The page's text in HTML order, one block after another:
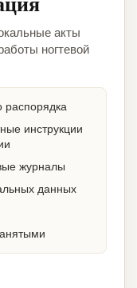
акты
ногтевой
распорядка
инструкции
журналы
данных